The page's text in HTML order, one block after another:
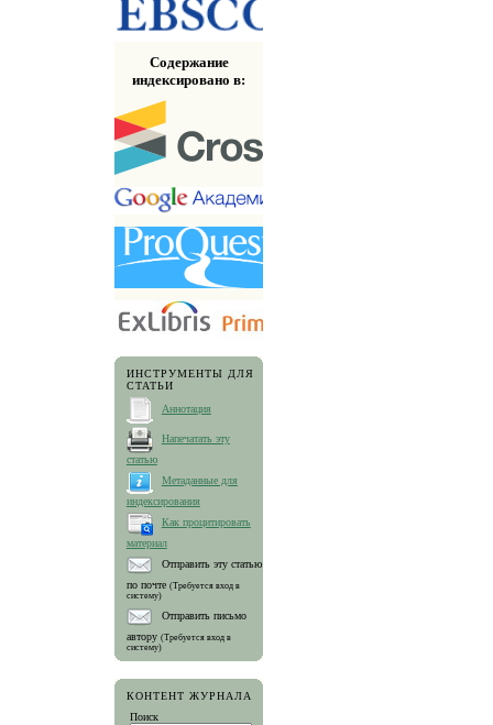
Содержание
индексировано в:
ИНСТРУМЕНТЫ ДЛЯ
СТАТЬИ
Аннотация
Напечатать эту
статью
Метаданные для
индексирования
Как процитировать
материал
Отправить эту статью
по почте (Требуется вход в
систему)
Отправить письмо
автору (Требуется вход в
систему)
КОНТЕНТ ЖУРНАЛА
Поиск